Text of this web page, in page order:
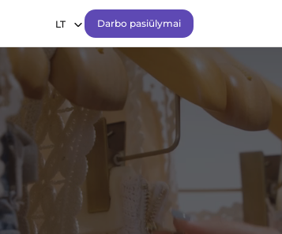
LT Darbo pasiūlymai